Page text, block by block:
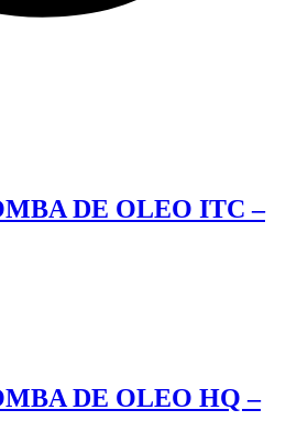
DE OLEO ITC –
DE OLEO HQ –